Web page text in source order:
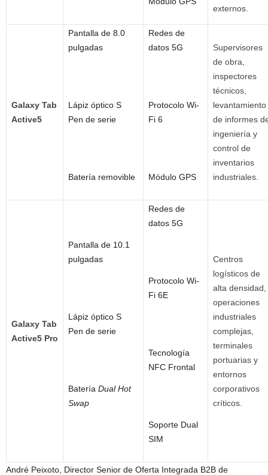
externos.
Galaxy Tab
Active5
Pantalla de 8.0
pulgadas
Lápiz óptico S
Pen de serie
Batería removible
Redes de
datos 5G
Protocolo Wi-
Fi 6
Módulo GPS
Supervisores
de obra,
inspectores
técnicos,
levantamiento
de informes
ingeniería y
control de
inventarios
industriales.
Galaxy Tab
Active5 Pro
Pantalla de 10.1
pulgadas
Lápiz óptico S
Pen de serie
Batería Dual Hot
Swap
Redes de
datos 5G
Protocolo Wi-
Fi 6E
Tecnología
NFC Frontal
Soporte Dual
SIM
Centros
logísticos de
alta densidad,
operaciones
industriales
complejas,
terminales
portuarias y
entornos
corporativos
críticos.
André Peixoto, Director Senior de Oferta Integrada B2B de